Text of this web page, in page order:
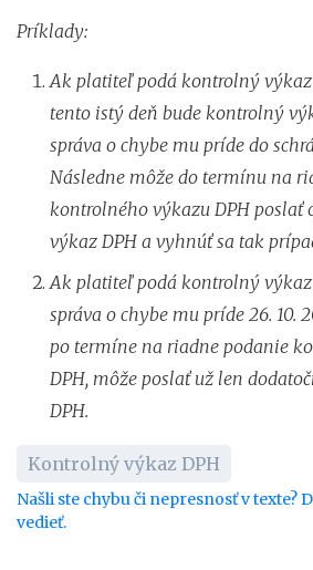
Príklady:
Ak platiteľ podá kontrolný výkaz
tento istý deň bude kontrolný
správa o chybe mu príde do
Následne môže do termínu na
kontrolného výkazu DPH
výkaz DPH a vyhnúť sa tak
Ak platiteľ podá kontrolný výkaz
správa o chybe mu príde 26. 10.
po termíne na riadne podanie
DPH, môže poslať už len
DPH.
Kontrolný výkaz DPH
Našli ste chybu či nepresnosť v texte?
vedieť.